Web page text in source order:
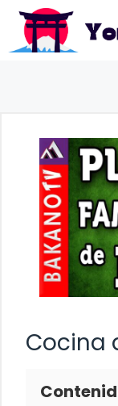
Saltar
contenido
Cocina